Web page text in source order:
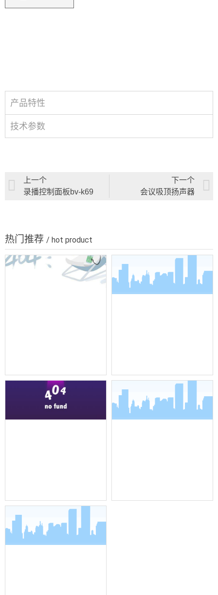
产品特性
技术参数
上一个
录播控制面板bv-k69
下一个
会议吸顶扬声器
热门推荐 / hot product